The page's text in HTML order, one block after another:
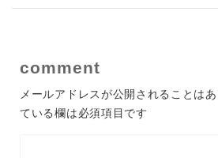
comment
メールアドレスが公開されることはあ
ている欄は必須項目です